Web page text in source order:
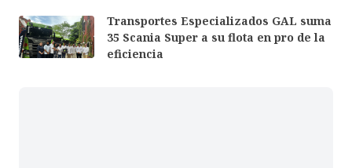
Transportes Especializados GAL suma
35 Scania Super a su flota en pro de la
eficiencia